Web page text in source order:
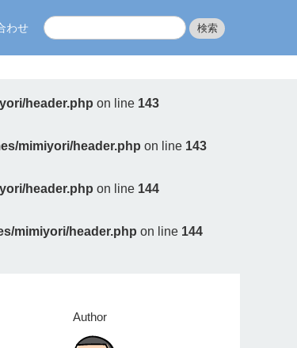
わせ
header.php on line 143
mimiyori/header.php on line 143
header.php on line 144
mimiyori/header.php on line 144
Author